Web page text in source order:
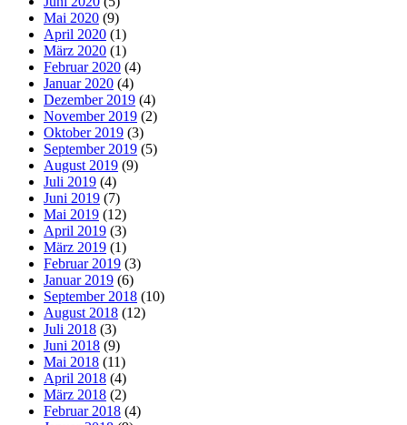
Mai 2020 (9)
April 2020 (1)
März 2020 (1)
Februar 2020 (4)
Januar 2020 (4)
Dezember 2019 (4)
November 2019 (2)
Oktober 2019 (3)
September 2019 (5)
August 2019 (9)
Juli 2019 (4)
Juni 2019 (7)
Mai 2019 (12)
April 2019 (3)
März 2019 (1)
Februar 2019 (3)
Januar 2019 (6)
September 2018 (10)
August 2018 (12)
Juli 2018 (3)
Juni 2018 (9)
Mai 2018 (11)
April 2018 (4)
März 2018 (2)
Februar 2018 (4)